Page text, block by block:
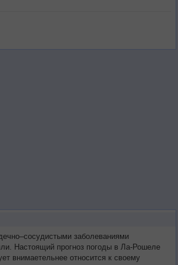
заболеваниями
Настоящий прогноз погоды в Ла-Рошеле
внимаетельнее относится к своему